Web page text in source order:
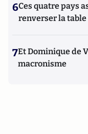
6Ces quatre pays
renverser la table
7Et Dominique de
macronisme